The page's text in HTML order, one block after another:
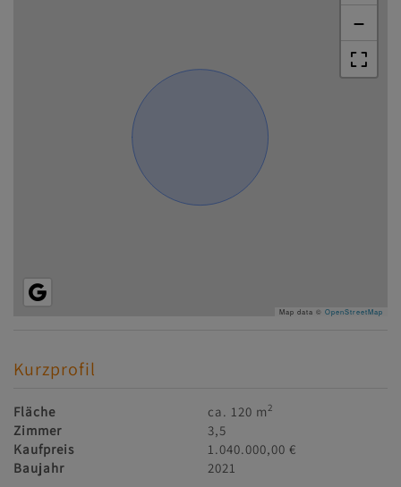
−
Map data © OpenStreetMap
Kurzprofil
Fläche ca. 120 m2
Zimmer
3,5
Kaufpreis
1.040.000,00 €
Baujahr
2021